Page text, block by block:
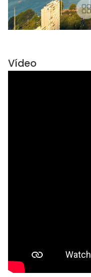
Vídeo